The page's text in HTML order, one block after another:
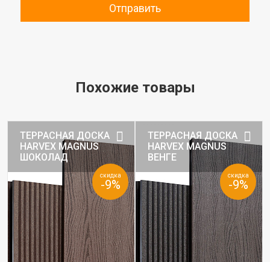
Отправить
Похожие товары
ТЕРРАСНАЯ ДОСКА
HARVEX MAGNUS
ШОКОЛАД
скидка
-9%
ТЕРРАСНАЯ ДОСКА
HARVEX MAGNUS
ВЕНГЕ
скидка
-9%